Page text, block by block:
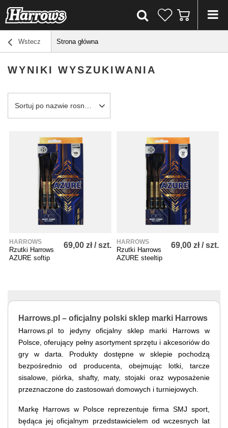
Wstecz Strona główna
WYNIKI WYSZUKIWANIA
Sortuj po nazwie rosnąco
HARROWS
Rzutki Harrows
AZURE softip
69,00 zł / szt. HARROWS
Rzutki Harrows
AZURE steeltip
69,00 zł / szt.
Harrows.pl – oficjalny polski sklep marki Harrows
Harrows.pl to jedyny oficjalny sklep marki Harrows w
Polsce, oferujący pełny asortyment sprzętu i akcesoriów do
gry w darta. Produkty dostępne w sklepie pochodzą
bezpośrednio od producenta, obejmując lotki, tarcze
sisalowe, piórka, shafty, maty, stojaki oraz wyposażenie
przeznaczone do zastosowań domowych i turniejowych.
Markę Harrows w Polsce reprezentuje firma SMJ sport,
będąca jej oficjalnym przedstawicielem od wczesnych lat